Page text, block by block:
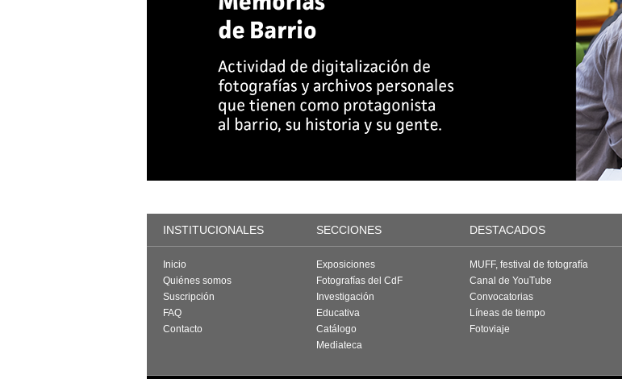
INSTITUCIONALES SECCIONES DESTACADOS
Inicio
Quiénes somos
Suscripción
FAQ
Contacto
Exposiciones
Fotografías del CdF
Investigación
Educativa
Catálogo
Mediateca
MUFF, festival de fotografía
Canal de YouTube
Convocatorias
Líneas de tiempo
Fotoviaje